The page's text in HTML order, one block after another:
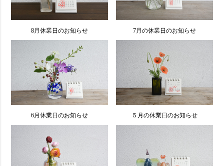
8月休業日のお知らせ 7月の休業日のお知らせ
6月休業日のお知らせ ５月の休業日のお知らせ